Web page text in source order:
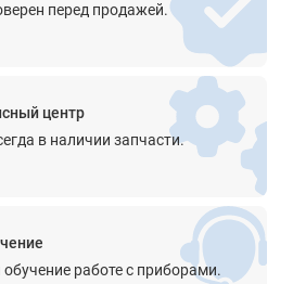
перед продажей.
центр
в наличии запчасти.
работе с приборами.